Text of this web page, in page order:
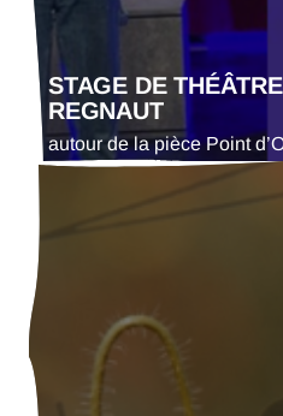
STAGE DE
REGNAUT
autour de la pièce Point
Michelotti La Maison des
proposent un stage de